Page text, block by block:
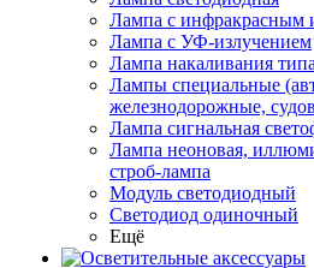
Лампа с инфракрасным
Лампа с УФ-излучением
Лампа накаливания
Лампы специальные
железнодорожные,
Лампа сигнальная
Лампа неоновая,
строб-лампа
Модуль светодиодный
Светодиод одиночный
Ещё